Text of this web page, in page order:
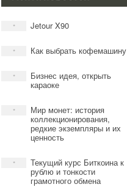
* Jetour X90
* Как выбрать кофемашину
* Бизнес идея, открыть
караоке
* Мир монет: история
коллекционирования,
редкие экземпляры и их
ценность
* Текущий курс Биткоина к
рублю и тонкости
грамотного обмена